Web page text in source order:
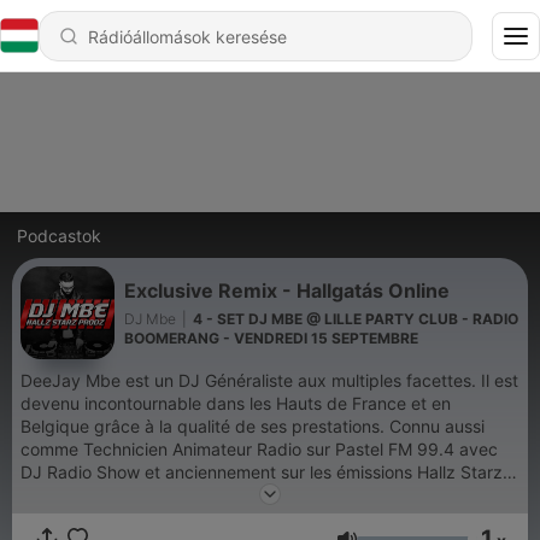
Podcastok
Exclusive Remix - Hallgatás Online
DJ Mbe
4 - SET DJ MBE @ LILLE PARTY CLUB - RADIO
BOOMERANG - VENDREDI 15 SEPTEMBRE
DeeJay Mbe est un DJ Généraliste aux multiples facettes. Il est
devenu incontournable dans les Hauts de France et en
Belgique grâce à la qualité de ses prestations. Connu aussi
comme Technicien Animateur Radio sur Pastel FM 99.4 avec
DJ Radio Show et anciennement sur les émissions Hallz Starz
Musik sur Radio Boomerang 89.7FM, Afro Carribean, RDH (la